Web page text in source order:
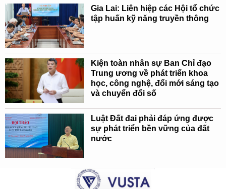
Gia Lai: Liên hiệp các Hội tổ chức
tập huấn kỹ năng truyền thông
Kiện toàn nhân sự Ban Chỉ đạo
Trung ương về phát triển khoa
học, công nghệ, đổi mới sáng tạo
và chuyển đổi số
Luật Đất đai phải đáp ứng được
sự phát triển bền vững của đất
nước